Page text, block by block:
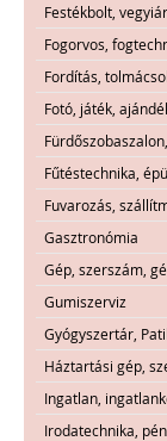
Festékbolt,
Fogorvos,
Fordítás,
Fotó, játék,
Fűtéstechnika,
Fuvarozás,
Gasztronómia
Gép, szerszám,
Gumiszerviz
Gyógyszertár,
Háztartási gép,
Ingatlan,
Irodatechnika,